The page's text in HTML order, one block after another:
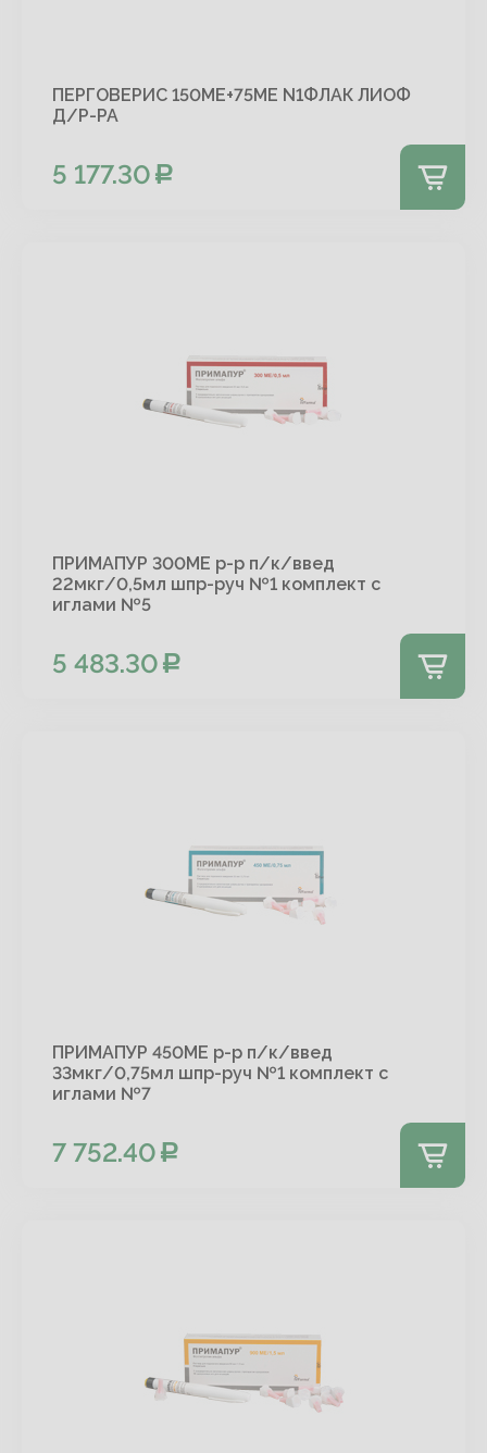
ПЕРГОВЕРИС 150МЕ+75МЕ N1ФЛАК ЛИОФ
Д/Р-РА
5 177.30
ПРИМАПУР 300МЕ р-р п/к/введ
22мкг/0,5мл шпр-руч №1 комплект с
иглами №5
5 483.30
ПРИМАПУР 450МЕ р-р п/к/введ
33мкг/0,75мл шпр-руч №1 комплект с
иглами №7
7 752.40